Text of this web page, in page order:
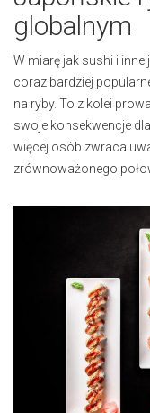
globalnym
W miarę jak sushi i
coraz bardziej
na ryby. To z kolei
swoje konsekwencje
więcej osób zwraca
zrównoważonego